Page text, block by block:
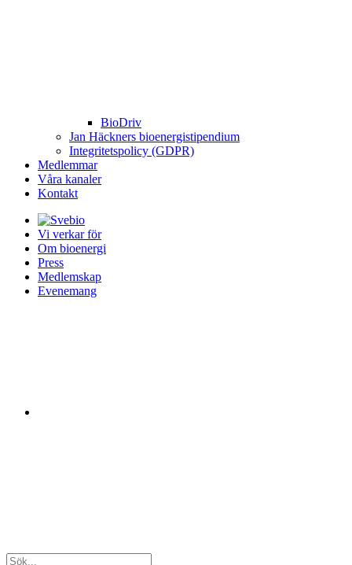
BioDriv
Jan Häckners bioenergistipendium
Integritetspolicy (GDPR)
Medlemmar
Våra kanaler
Kontakt
Vi verkar för
Om bioenergi
Press
Medlemskap
Evenemang